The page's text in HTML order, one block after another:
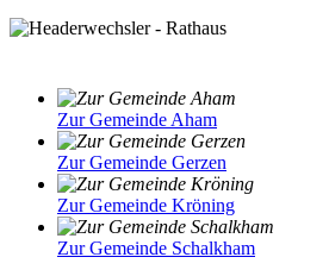
Zur Gemeinde Aham
Zur Gemeinde Gerzen
Zur Gemeinde Kröning
Zur Gemeinde Schalkham